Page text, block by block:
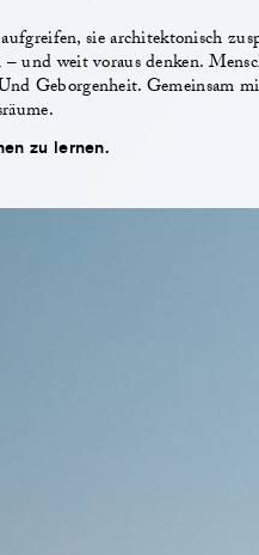
sie architektonisch
und weit voraus denken.
Geborgenheit. Gemeinsam
zu lernen.